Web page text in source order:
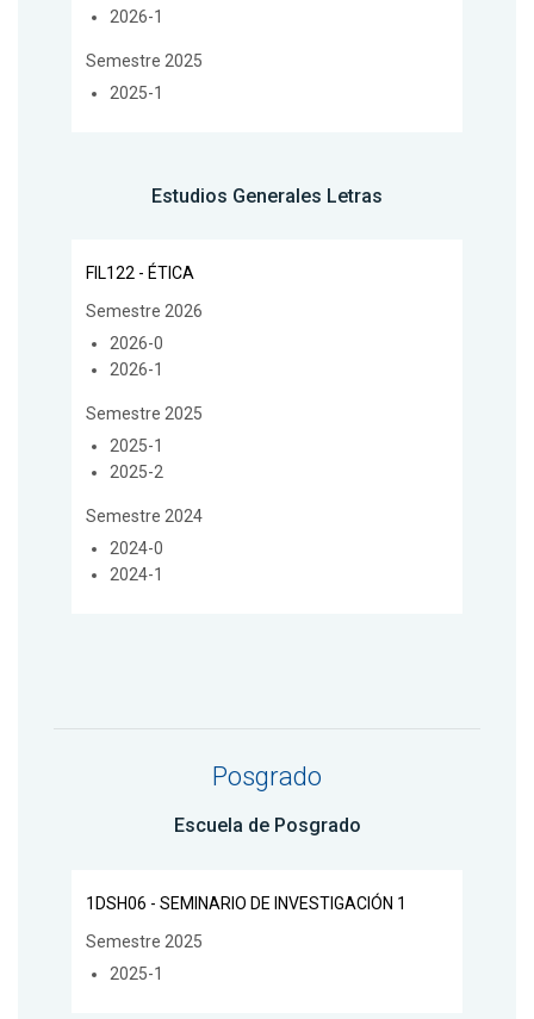
2026-1
Semestre 2025
2025-1
Estudios Generales Letras
FIL122 - ÉTICA
Semestre 2026
2026-0
2026-1
Semestre 2025
2025-1
2025-2
Semestre 2024
2024-0
2024-1
Posgrado
Escuela de Posgrado
1DSH06 - SEMINARIO DE INVESTIGACIÓN 1
Semestre 2025
2025-1